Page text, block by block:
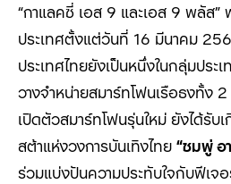
“กาแลคซี่ เอส 9 และเอส 9 พลัส”
ประเทศตั้งแต่วันที่ 16 มีนาคม
ประเทศไทยยังเป็นหนึ่งในกลุ่มประ
วางจำหน่ายสมาร์ทโฟนเรือธงทั้ง
เปิดตัวสมาร์ทโฟนรุ่นใหม่ ยังได้รั
สต้าแห่งวงการบันเทิงไทย “ชมพู่ อ
ร่วมแบ่งปันความประทับใจกับฟีเจ